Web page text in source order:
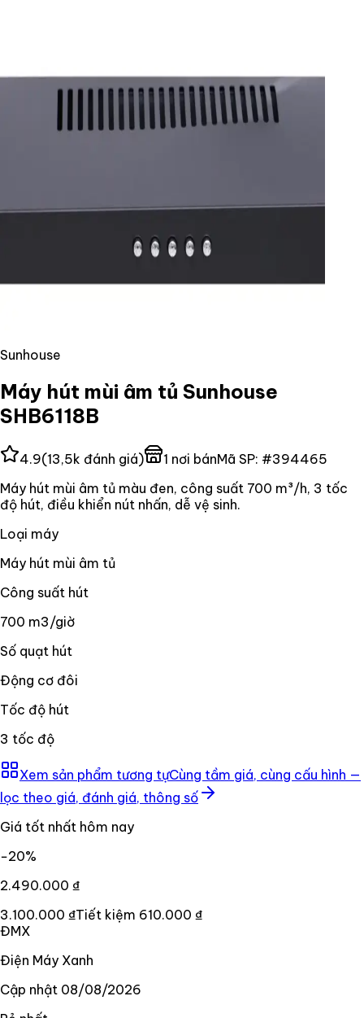
Sunhouse
Máy hút mùi âm tủ Sunhouse
SHB6118B
4.9(13,5k đánh giá) 1 nơi bánMã SP: #394465
Máy hút mùi âm tủ màu đen, công suất 700 m³/h, 3 tốc
độ hút, điều khiển nút nhấn, dễ vệ sinh.
Loại máy
Máy hút mùi âm tủ
Công suất hút
700 m3/giờ
Số quạt hút
Động cơ đôi
Tốc độ hút
3 tốc độ
Xem sản phẩm tương tựCùng tầm giá, cùng cấu hình —
lọc theo giá, đánh giá, thông số
Giá tốt nhất hôm nay
−20%
2.490.000 ₫
3.100.000 ₫Tiết kiệm 610.000 ₫
ĐMX
Điện Máy Xanh
Cập nhật 08/08/2026